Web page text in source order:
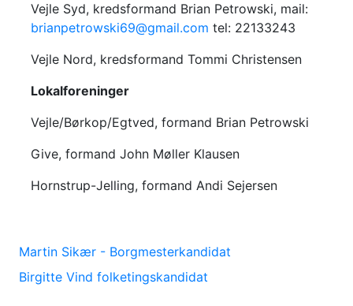
Vejle Syd, kredsformand Brian Petrowski, mail:
brianpetrowski69@gmail.com tel: 22133243
Vejle Nord, kredsformand Tommi Christensen
Lokalforeninger
Vejle/Børkop/Egtved, formand Brian Petrowski
Give, formand John Møller Klausen
Hornstrup-Jelling, formand Andi Sejersen
Martin Sikær - Borgmesterkandidat
Birgitte Vind folketingskandidat